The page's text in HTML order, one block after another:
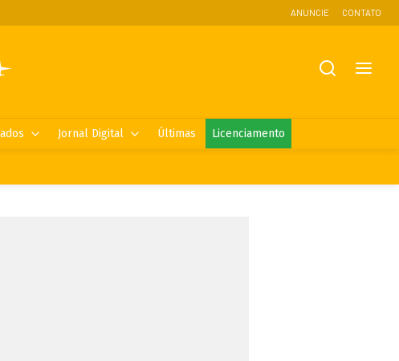
ANUNCIE CONTATO
Jornal Digital Últimas Licenciamento